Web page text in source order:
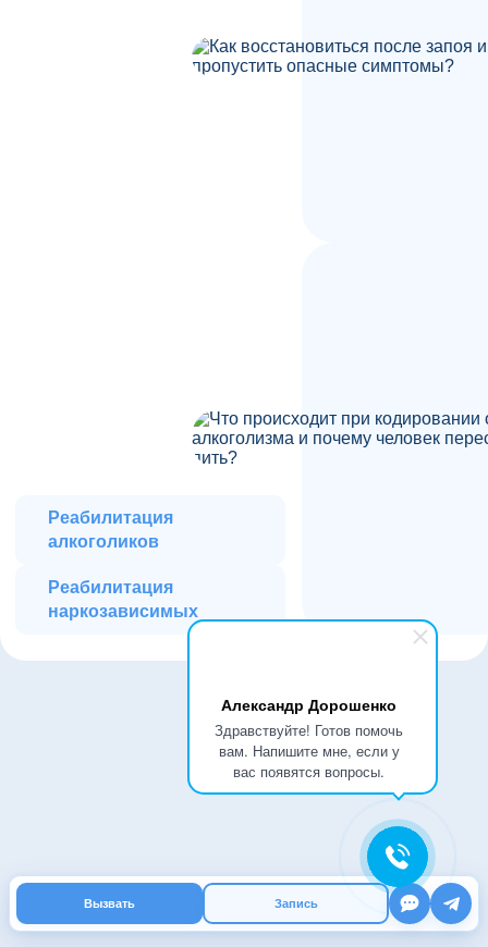
Александр Дорошенко
Здравствуйте! Готов помочь
вам. Напишите мне, если у
вас появятся вопросы.
Реабилитация
алкоголиков
Реабилитация
наркозависимых
Электронная почта
info@esperal-
современный центр
лечения алкогольной
зависимости, где мы
подбираем максимально
эффективный метод
кодирования для каждого
Вызвать Запись